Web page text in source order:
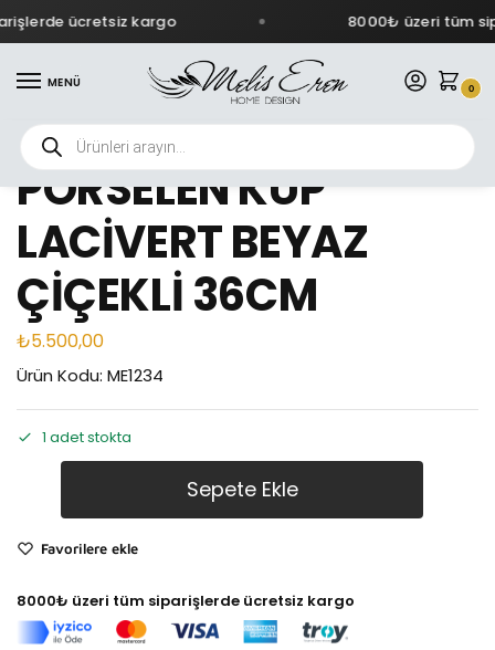
ücretsiz kargo 8000₺ üzeri tüm
MENÜ 0
PORSELEN KÜP
LACİVERT BEYAZ
ÇİÇEKLİ 36CM
₺5.500,00
Ürün Kodu: ME1234
1 adet stokta
Sepete Ekle
Favorilere ekle
8000₺ üzeri tüm siparişlerde ücretsiz kargo